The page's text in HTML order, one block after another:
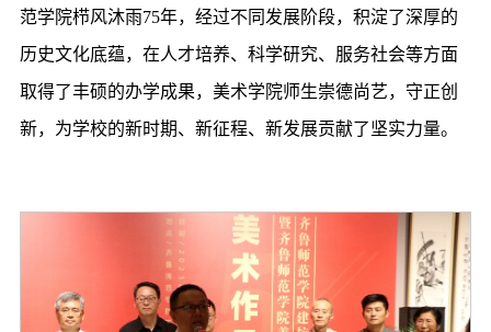
范学院栉风沐雨75年，经过不同发展阶段，积淀了深厚的
历史文化底蕴，在人才培养、科学研究、服务社会等方面
取得了丰硕的办学成果，美术学院师生崇德尚艺，守正创
新，为学校的新时期、新征程、新发展贡献了坚实力量。